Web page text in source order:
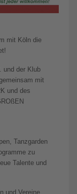
mit Köln die
und der Klub
mit
und des
Tanzgarden
zu
Talente und
und Vereine